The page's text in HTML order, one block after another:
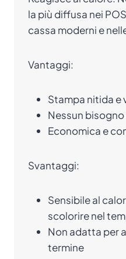
la più diffusa nei
cassa moderni e
Vantaggi:
Stampa nitida e
Nessun
Economica e
Svantaggi:
Sensibile al
scolorire nel
Non adatta per
termine